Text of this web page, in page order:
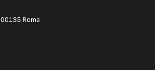
Roma